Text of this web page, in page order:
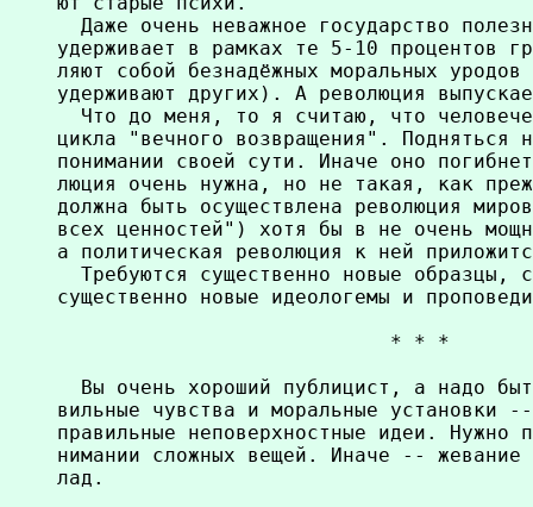
Даже очень неважное государство
удерживает в рамках те 5-10 процентов
ляют собой безнадёжных моральных
удерживают других). А революция
Что до меня, то я считаю, что
цикла "вечного возвращения". Подняться
понимании своей сути. Иначе оно
люция очень нужна, но не такая, как
должна быть осуществлена революция
всех ценностей") хотя бы в не очень
а политическая революция к ней
Требуются существенно новые образцы,
существенно новые идеологемы и
                            * * *
Вы очень хороший публицист, а надо
вильные чувства и моральные установки
правильные неповерхностные идеи. Нужно
нимании сложных вещей. Иначе -- жевание
лад.